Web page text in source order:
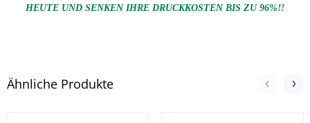
HEUTE UND SENKEN IHRE DRUCKKOSTEN BIS ZU 96%!!
Ähnliche Produkte